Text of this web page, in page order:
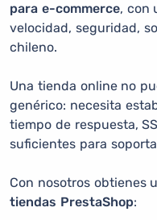
para e-commerce, con
velocidad, seguridad,
chileno.
Una tienda online no
genérico: necesita
tiempo de respuesta,
suficientes para
Con nosotros obtienes
tiendas PrestaShop: